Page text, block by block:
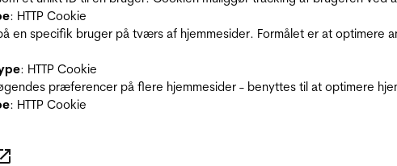
: HTTP Cookie
en specifik bruger på tværs af hjemmesider. Formålet er at optimere
: HTTP Cookie
præferencer på flere hjemmesider - benyttes til at optimere
: HTTP Cookie